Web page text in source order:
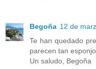
Begoña 12 de
Te han quedado
parecen tan
Un saludo, Begoña